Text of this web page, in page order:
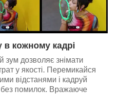
в кожному кадрі
зум дозволяє знімати
у якості. Перемикайся
відстанями і кадруй
без помилок. Вражаюче